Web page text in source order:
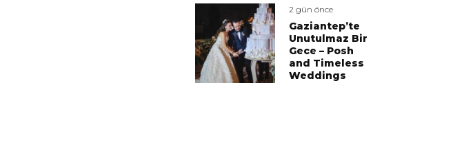
2 gün önce
Gaziantep’te
Unutulmaz Bir
Gece – Posh
and Timeless
Weddings